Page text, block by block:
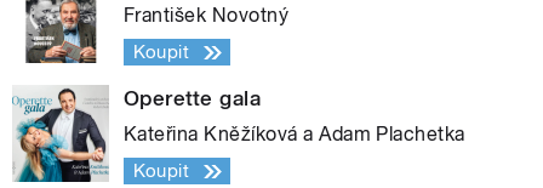
František Novotný
Koupit
Operette gala
Kateřina Kněžíková a Adam Plachetka
Koupit